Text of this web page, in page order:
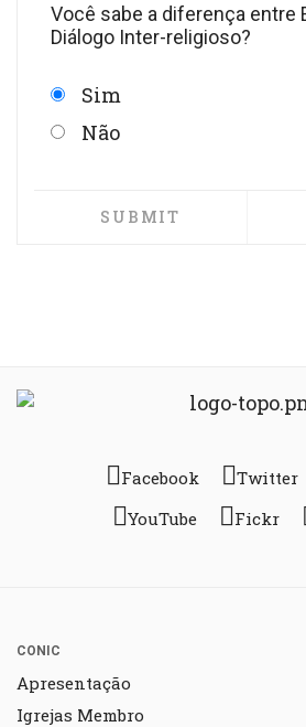
Você sabe a diferença entre
Diálogo Inter-religioso?
Sim
Não
Facebook Twitter
YouTube
Fickr
CONIC
Apresentação
Igrejas Membro